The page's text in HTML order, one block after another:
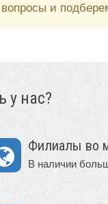
и
у нас?
Филиалы во
В наличии